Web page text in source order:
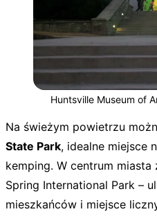
Huntsville Museum of
Na świeżym powietrzu
State Park, idealne miejsce
kemping. W centrum miasta
Spring International Park –
mieszkańców i miejsce